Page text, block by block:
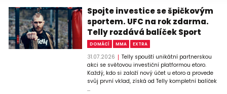
Spojte investice se špičkovým
sportem. UFC na rok zdarma.
Telly rozdává balíček Sport
DOMÁCÍ MMA EXTRA
31.07.2026
Telly spouští unikátní partnerskou
akci se světovou investiční platformou etoro.
Každý, kdo si založí nový účet u etoro a provede
svůj první vklad, získá od Telly kompletní balíček
...